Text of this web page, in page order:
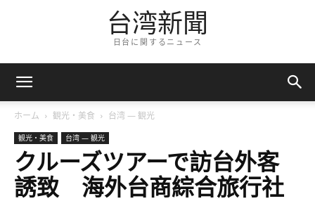
台湾新聞
日台に関するニュース
ホーム 観光・美食 台湾 — 観光
観光・美食 台湾 — 観光
クルーズツアーで訪台外客
誘致 海外台商綜合旅行社